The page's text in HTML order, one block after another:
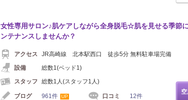
女性専用サロン♪肌ケアしながら全身脱毛☆肌を見せる季節
ンテナンスしませんか？
アクセス
JR高崎線 北本駅西口 徒歩5分 無料駐車場完備
設備
総数1(ベッド1)
スタッフ
総数1人(スタッフ1人)
ブログ 961件 UP 口コミ 12件